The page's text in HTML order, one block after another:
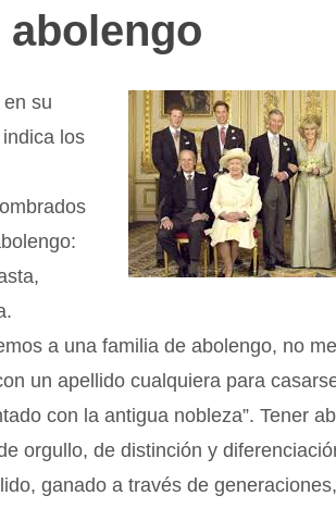
su
los
a una familia de abolengo, no
un apellido cualquiera para
con la antigua nobleza”. Tener
orgullo, de distinción y
ganado a través de